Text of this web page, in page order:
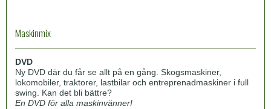
Maskinmix
DVD
Ny DVD där du får se allt på en gång. Skogsmaskiner,
lokomobiler, traktorer, lastbilar och entreprenadmaskiner i full
swing. Kan det bli bättre?
En DVD för alla maskinvänner!